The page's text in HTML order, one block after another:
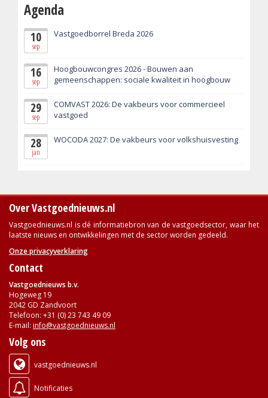
Agenda
10
sep
Vastgoedborrel Breda 2026
16
sep
Hoogbouwcongres 2026 - Bouwen aan
gemeenschappen: sociale kwaliteit in hoogbouw
29
sep
COMVAST 2026: De vakbeurs voor commercieel
vastgoed
28
jan
WOCODA 2027: De vakbeurs voor volkshuisvesting
Over Vastgoednieuws.nl
Vastgoednieuws.nl is dé informatiebron van de vastgoedsector, waar het
laatste nieuws en ontwikkelingen met de sector worden gedeeld.
Onze privacyverklaring
Contact
Vastgoednieuws b.v.
Hogeweg 19
2042 GD Zandvoort
Telefoon: +31 (0) 23 743 49 09
E-mail: info@vastgoednieuws.nl
Volg ons
vastgoednieuws.nl
Notificaties